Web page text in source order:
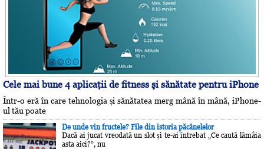
Cele mai bune 4 aplicaţii de fitness şi sănătate pentru iPhone
Într-o eră în care tehnologia și sănătatea merg mână în mână, iPhone-
ul tău poate
De unde vin fructele? File din istoria păcănelelor
Dacă ai jucat vreodată un slot și te-ai întrebat „Ce caută lămâia
asta aici?”, nu